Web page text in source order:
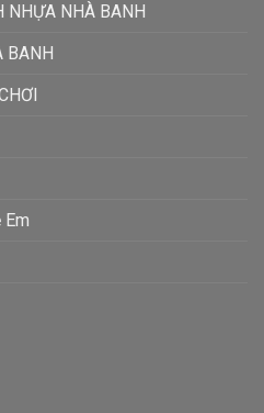
NHỰA NHÀ BANH
BANH
Em